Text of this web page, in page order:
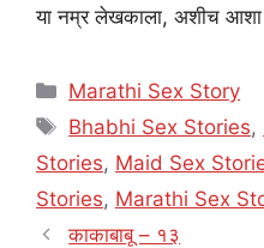
या नम्र लेखकाला, अशीच
Categories
Marathi Sex Story
Tags
Bhabhi Sex Stories,
Stories, Maid Sex
Stories, Marathi Sex
काकाबाबू – १३